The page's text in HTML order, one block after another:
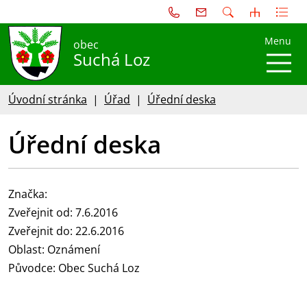
obec
Suchá Loz
Menu
Úvodní stránka Úřad Úřední deska
Úřední deska
Značka:
Zveřejnit od: 7.6.2016
Zveřejnit do: 22.6.2016
Oblast: Oznámení
Původce: Obec Suchá Loz